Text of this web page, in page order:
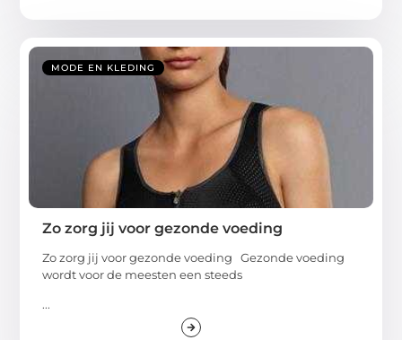
MODE EN KLEDING
Zo zorg jij voor gezonde voeding
Zo zorg jij voor gezonde voeding Gezonde voeding
wordt voor de meesten een steeds
...